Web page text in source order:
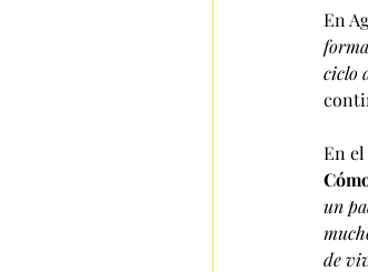
En
ciclo
En
un
de